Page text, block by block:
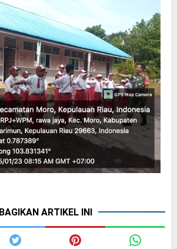
BAGIKAN ARTIKEL INI